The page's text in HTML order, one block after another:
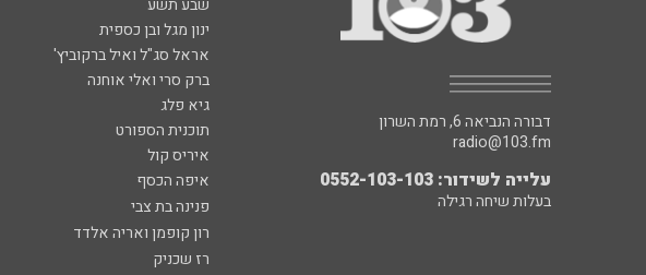
שבע תשע
ינון מגל ובן כספית
אראל סג"ל ואיל ברקוביץ'
ברק סרי ואלי אוחנה
גיא פלג
תוכנית הספורט
איריס קול
איפה הכסף
פנינה בת צבי
רון קופמן ואריה אלדד
רז שכניק
דבורה הנביאה 6, רמת השרון
radio@103.fm
עלייה לשידור: 0552-103-103
בעלות שיחה רגילה